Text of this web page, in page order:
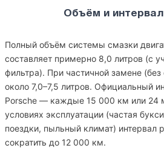
Объём и
Полный объём системы смазки
составляет примерно 8,0 литров (с
фильтра). При частичной замене (без
около 7,0–7,5 литров. Официальный
Porsche — каждые 15 000 км или 24
условиях эксплуатации (частая
поездки, пыльный климат) интервал
сократить до 12 000 км.